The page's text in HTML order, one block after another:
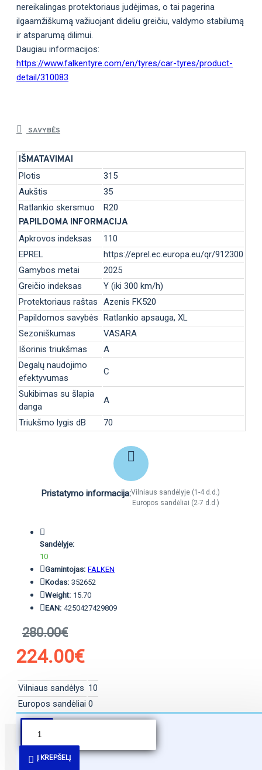
nereikalingas protektoriaus judėjimas, o tai pagerina
ilgaamžiškumą važiuojant dideliu greičiu, valdymo stabilumą
ir atsparumą dilimui.
Daugiau informacijos:
https://www.falkentyre.com/en/tyres/car-tyres/product-
detail/310083
SAVYBĖS
IŠMATAVIMAI
Plotis
315
Aukštis
35
Ratlankio skersmuo
R20
PAPILDOMA INFORMACIJA
Apkrovos indeksas
110
EPREL
https://eprel.ec.europa.eu/qr/912300
Gamybos metai
2025
Greičio indeksas
Y (iki 300 km/h)
Protektoriaus raštas
Azenis FK520
Papildomos savybės Ratlankio apsauga, XL
Sezoniškumas
VASARA
Išorinis triukšmas
A
Degalų naudojimo
efektyvumas
C
Sukibimas su šlapia
danga
A
Triukšmo lygis dB 70
Pristatymo informacija:Vilniaus sandėlyje (1-4 d.d.)
Europos sandėliai (2-7 d.d.)
Sandėlyje:
10
Gamintojas: FALKEN
Kodas: 352652
Weight: 15.70
EAN: 4250427429809
280.00€
224.00€
Vilniaus sandėlys 10
Europos sandėliai 0
Į KREPŠELĮ
PANAŠŪS PASIŪLYMAI